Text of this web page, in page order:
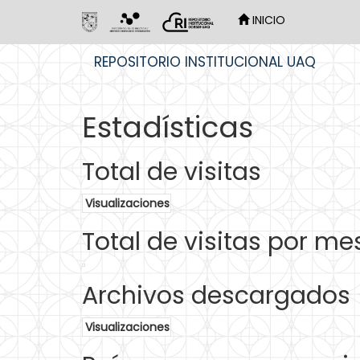
INICIO
REPOSITORIO INSTITUCIONAL UAQ
Estadísticas
Total de visitas
Visualizaciones
Total de visitas por
Archivos descargados
Visualizaciones